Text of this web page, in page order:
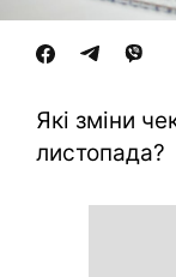
Які зміни
листопада?